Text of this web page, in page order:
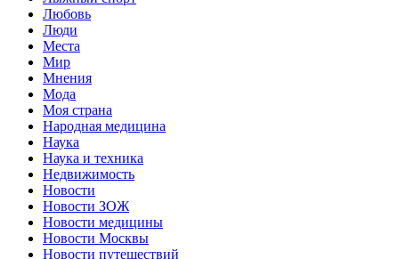
Любовь
Люди
Места
Мир
Мнения
Мода
Моя страна
Народная медицина
Наука
Наука и техника
Недвижимость
Новости
Новости ЗОЖ
Новости медицины
Новости Москвы
Новости путешествий